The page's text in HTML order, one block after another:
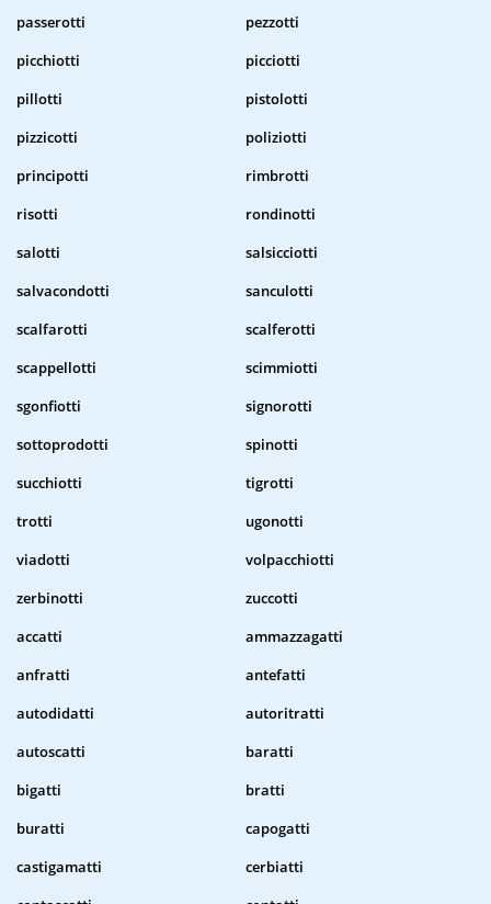
passerotti
pezzotti
picchiotti
picciotti
pillotti
pistolotti
pizzicotti
poliziotti
principotti
rimbrotti
risotti
rondinotti
salotti
salsicciotti
salvacondotti
sanculotti
scalfarotti
scalferotti
scappellotti
scimmiotti
sgonfiotti
signorotti
sottoprodotti
spinotti
succhiotti
tigrotti
trotti
ugonotti
viadotti
volpacchiotti
zerbinotti
zuccotti
accatti
ammazzagatti
anfratti
antefatti
autodidatti
autoritratti
autoscatti
baratti
bigatti
bratti
buratti
capogatti
castigamatti
cerbiatti